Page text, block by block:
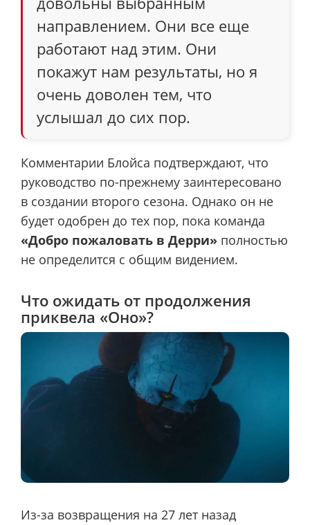
направлением. Они все еще
работают над этим. Они
покажут нам результаты, но я
очень доволен тем, что
услышал до сих пор.
Комментарии Блойса подтверждают, что
руководство по-прежнему заинтересовано
в создании второго сезона. Однако он не
будет одобрен до тех пор, пока команда
«Добро пожаловать в Дерри» полностью
не определится с общим видением.
Что ожидать от продолжения
приквела «Оно»?
Из-за возвращения на 27 лет назад